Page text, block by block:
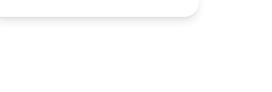
Planeje cerca de uma hora e meia para